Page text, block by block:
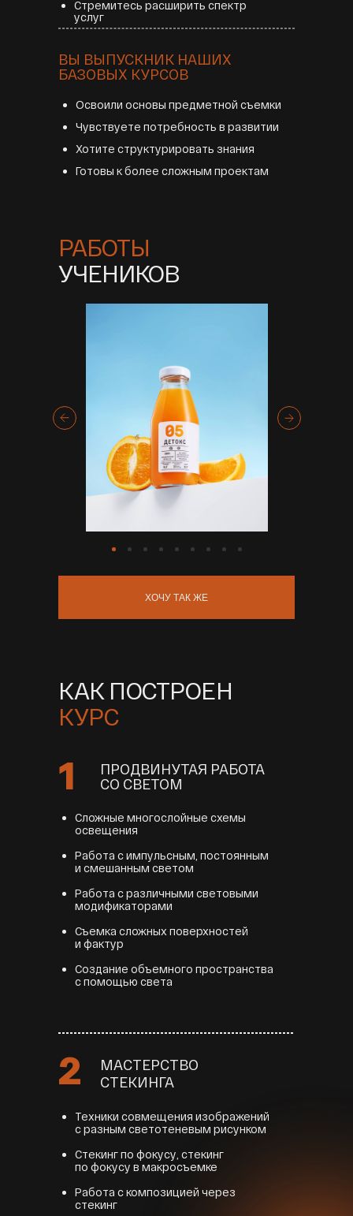
Стремитесь расширить спектр
услуг
Освоили основы предметной съемки
Чувствуете потребность в развитии
Хотите структурировать знания
Готовы к более сложным проектам
ВЫ ВЫПУСКНИК НАШИХ
БАЗОВЫХ КУРСОВ
РАБОТЫ
УЧЕНИКОВ
ХОЧУ ТАК ЖЕ
ПРОДВИНУТАЯ РАБОТА
СО СВЕТОМ
МАСТЕРСТВО
СТЕКИНГА
Сложные многослойные схемы
освещения
Работа с импульсным, постоянным
и смешанным светом
Работа с различными световыми
модификаторами
Съемка сложных поверхностей
и фактур
Создание объемного пространства
с помощью света
Техники совмещения изображений
с разным светотеневым рисунком
Стекинг по фокусу, стекинг
по фокусу в макросъемке
Работа с композицией через
стекинг
КАК ПОСТРОЕН
КУРС
1
2